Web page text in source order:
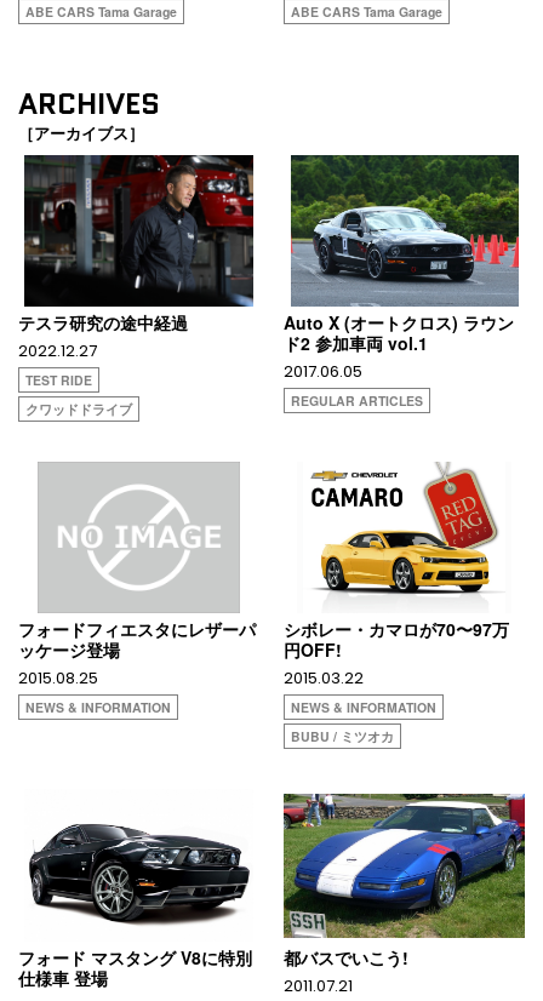
ABE CARS Tama Garage
ABE CARS Tama Garage
ARCHIVES
［アーカイブス］
テスラ研究の途中経過
2022.12.27
TEST RIDE
クワッドドライブ
Auto X (オートクロス) ラウン
ド2 参加車両 vol.1
2017.06.05
REGULAR ARTICLES
フォードフィエスタにレザーパ
ッケージ登場
2015.08.25
NEWS & INFORMATION
シボレー・カマロが70〜97万
円OFF!
2015.03.22
NEWS & INFORMATION
BUBU / ミツオカ
フォード マスタング V8に特別
仕様車 登場
都バスでいこう!
2011.07.21